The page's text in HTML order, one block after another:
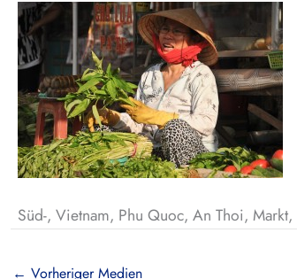
Süd-, Vietnam, Phu Quoc, An Thoi,
← Vorheriger Medien